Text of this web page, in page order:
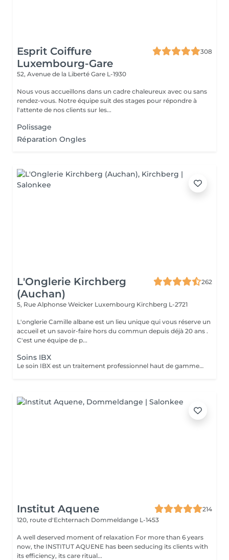
Esprit Coiffure
Luxembourg-Gare
308
52, Avenue de la Liberté Gare L-1930
Nous vous accueillons dans un cadre chaleureux avec ou sans
rendez-vous. Notre équipe suit des stages pour répondre à
l'attente de nos clients sur les...
Polissage
Réparation Ongles
L'Onglerie Kirchberg
(Auchan)
262
5, Rue Alphonse Weicker Luxembourg Kirchberg L-2721
L'onglerie Camille albane est un lieu unique qui vous réserve un
accueil et un savoir-faire hors du commun depuis déjà 20 ans .
C'est une équipe de p...
Soins IBX
Le soin IBX est un traitement professionnel haut de gamme qui répare et renforce les ongles naturels de l'intérieur. Sa technologie innovante pénètre au cur de l'ongle pour restaurer sa structure, limiter la casse et sublimer durablement l'ongle naturel. Idéal pour les ongles fragilisés,il s'intègre parfaitement a une pose de vernis pour une tenue optimale et des ongles visiblement plus forts.
Institut Aquene
214
120, route d'Echternach Dommeldange L-1453
A well deserved moment of relaxation For more than 6 years
now, the INSTITUT AQUENE has been seducing its clients with
its efficiency, its care ritual...